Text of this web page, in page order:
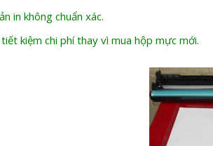
in không chuẩn xác.
kiệm chi phí thay vì mua hộp mực mới.